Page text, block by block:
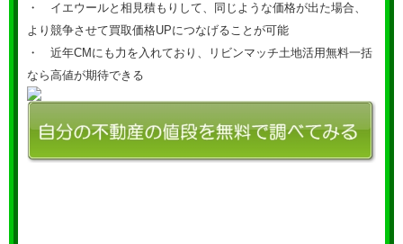
・ イエウールと相見積もりして、同じような価格が出た場合、
より競争させて買取価格UPにつなげることが可能
・ 近年CMにも力を入れており、リビンマッチ土地活用無料一括
なら高値が期待できる